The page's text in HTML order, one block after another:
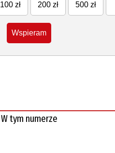
100 zł 200 zł 500 zł
Wspieram
W tym numerze